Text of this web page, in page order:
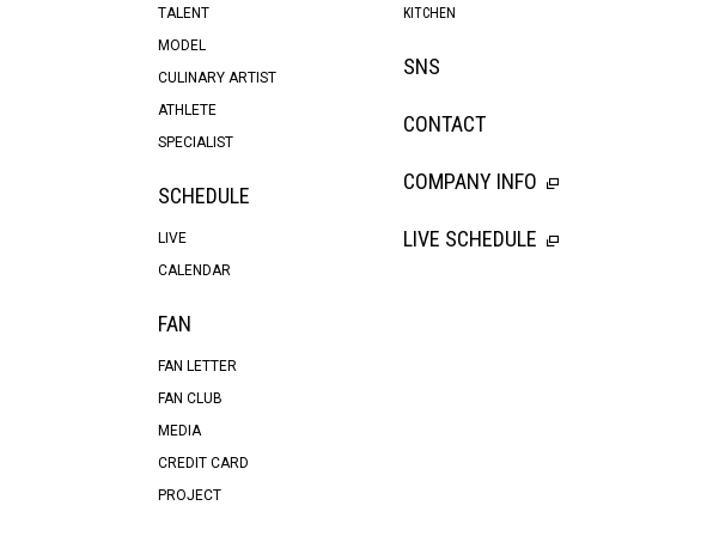
TALENT
MODEL
CULINARY ARTIST
ATHLETE
SPECIALIST
SCHEDULE
LIVE
CALENDAR
FAN
FAN LETTER
FAN CLUB
MEDIA
CREDIT CARD
PROJECT
KITCHEN
SNS
CONTACT
COMPANY INFO
LIVE SCHEDULE